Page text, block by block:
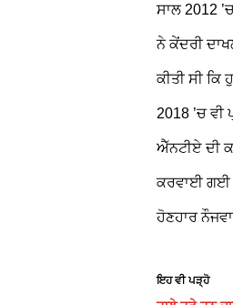
ਸਾਲ 2012
ਨੇ ਕੇਂਦਰੀ
ਕੀਤੀ ਸੀ
2018 ’ਚ
ਐੱਨਟੀਏ ਦੀ
ਕਰਵਾਈ ਗਈ
ਹੋਣਹਾਰ
ਇਹ ਵੀ ਪੜ੍ਹੋ